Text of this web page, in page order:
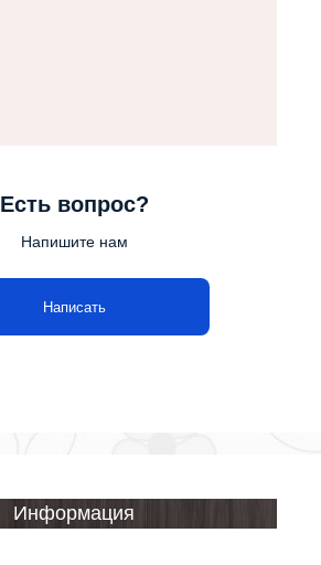
Есть вопрос?
Напишите нам
Написать
Информация